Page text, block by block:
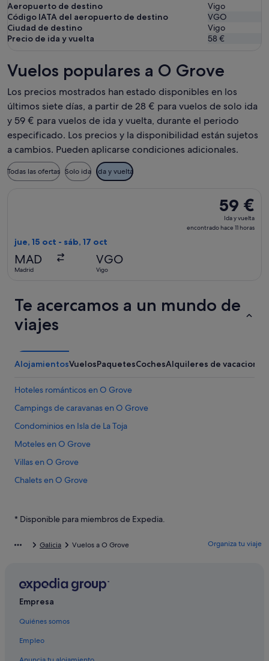
Aeropuerto de destino
Vigo
Código IATA del aeropuerto de destino
VGO
Ciudad de destino
Vigo
Precio de ida y vuelta
58 €
Vuelos populares a O Grove
Los precios mostrados han estado disponibles en los
últimos siete días, a partir de 28 € para vuelos de solo ida
y 59 € para vuelos de ida y vuelta, durante el periodo
especificado. Los precios y la disponibilidad están sujetos
a cambios. Pueden aplicarse condiciones adicionales.
Todas las ofertas Solo ida Ida y vuelta
59 €
Ida
y
59 €
Ida y vuelta
encontrado hace 11 horas
jue, 15 oct - sáb, 17 oct
MAD
Madrid
VGO
Vigo
Te acercamos a un mundo de
viajes
AlojamientosVuelosPaquetesCochesAlquileres de vacaciones
Hoteles románticos en O Grove
Campings de caravanas en O Grove
Condominios en Isla de La Toja
Moteles en O Grove
Villas en O Grove
Chalets en O Grove
Hoteles cerca de Iglesia de San Martiño
Hoteles de 4 estrellas en O Grove
Hoteles cerca de Paseo Marítimo
Casas de campo en Isla de La Toja
Paradores hoteles en Isla de La Toja
Hoteles para ir de compras en O Grove
* Disponible para miembros de Expedia.
Galicia Vuelos a O Grove Organiza tu viaje
Empresa
Quiénes somos
Empleo